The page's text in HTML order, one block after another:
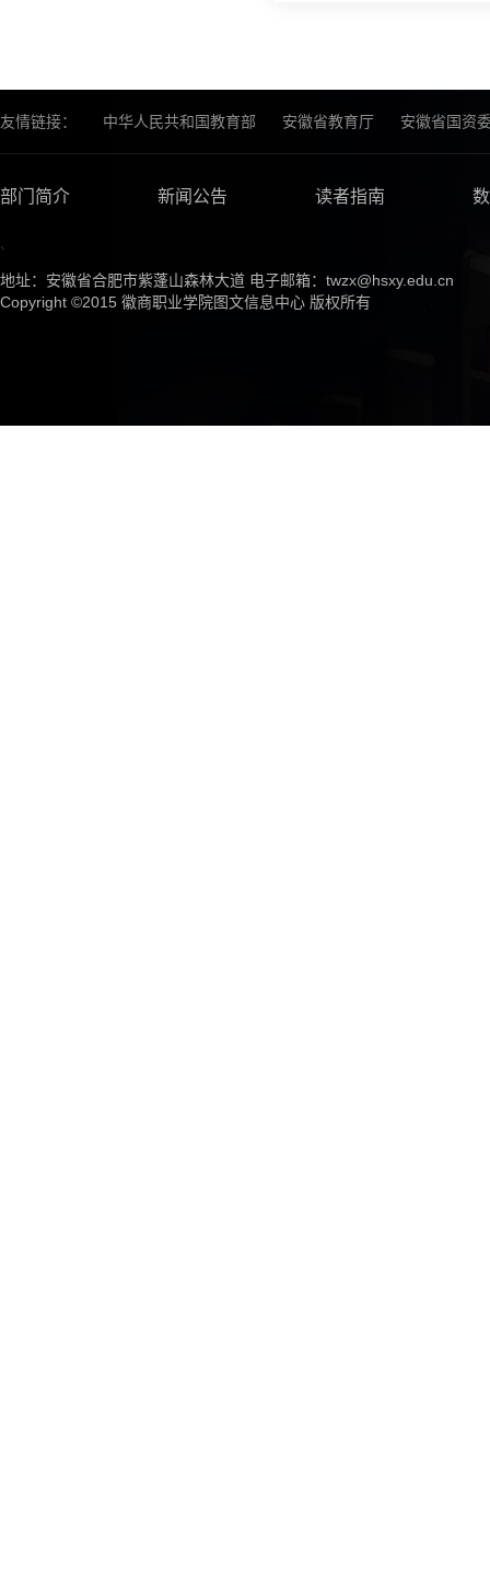
友情链接： 中华人民共和国教育部 安徽省教育厅 安徽省国资
部门简介 新闻公告 读者指南
、
地址：安徽省合肥市紫蓬山森林大道 电子邮箱：twzx@hsxy.edu.cn
Copyright ©2015 徽商职业学院图文信息中心 版权所有